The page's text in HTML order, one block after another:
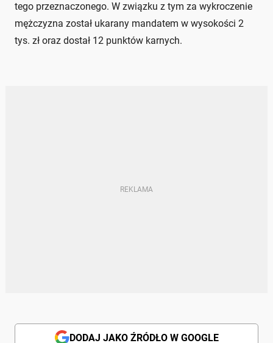
tego przeznaczonego. W związku z tym za wykroczenie
mężczyzna został ukarany mandatem w wysokości 2
tys. zł oraz dostał 12 punktów karnych.
DODAJ JAKO ŹRÓDŁO W GOOGLE